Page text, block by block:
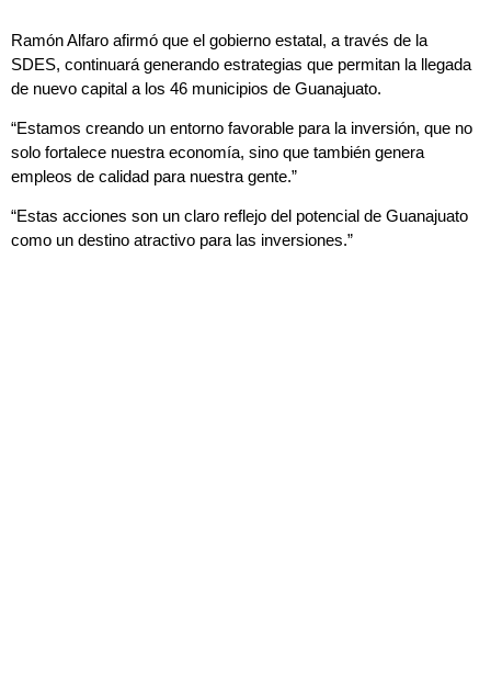
Ramón Alfaro afirmó que el gobierno estatal, a través de la
SDES, continuará generando estrategias que permitan la llegada
de nuevo capital a los 46 municipios de Guanajuato.
“Estamos creando un entorno favorable para la inversión, que no
solo fortalece nuestra economía, sino que también genera
empleos de calidad para nuestra gente.”
“Estas acciones son un claro reflejo del potencial de Guanajuato
como un destino atractivo para las inversiones.”